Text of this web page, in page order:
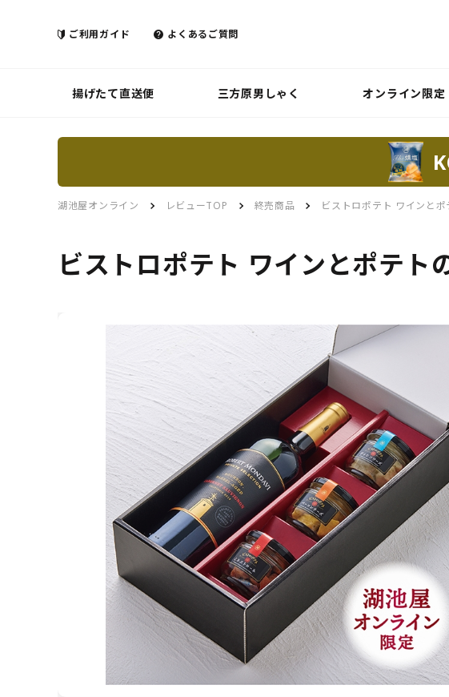
ご利用ガイド よくあるご質問
揚げたて直送便 三方原男しゃく オンライン限定
湖池屋オンライン レビューTOP 終売商品 ビストロポテト ワインと
ビストロポテト ワインとポテト